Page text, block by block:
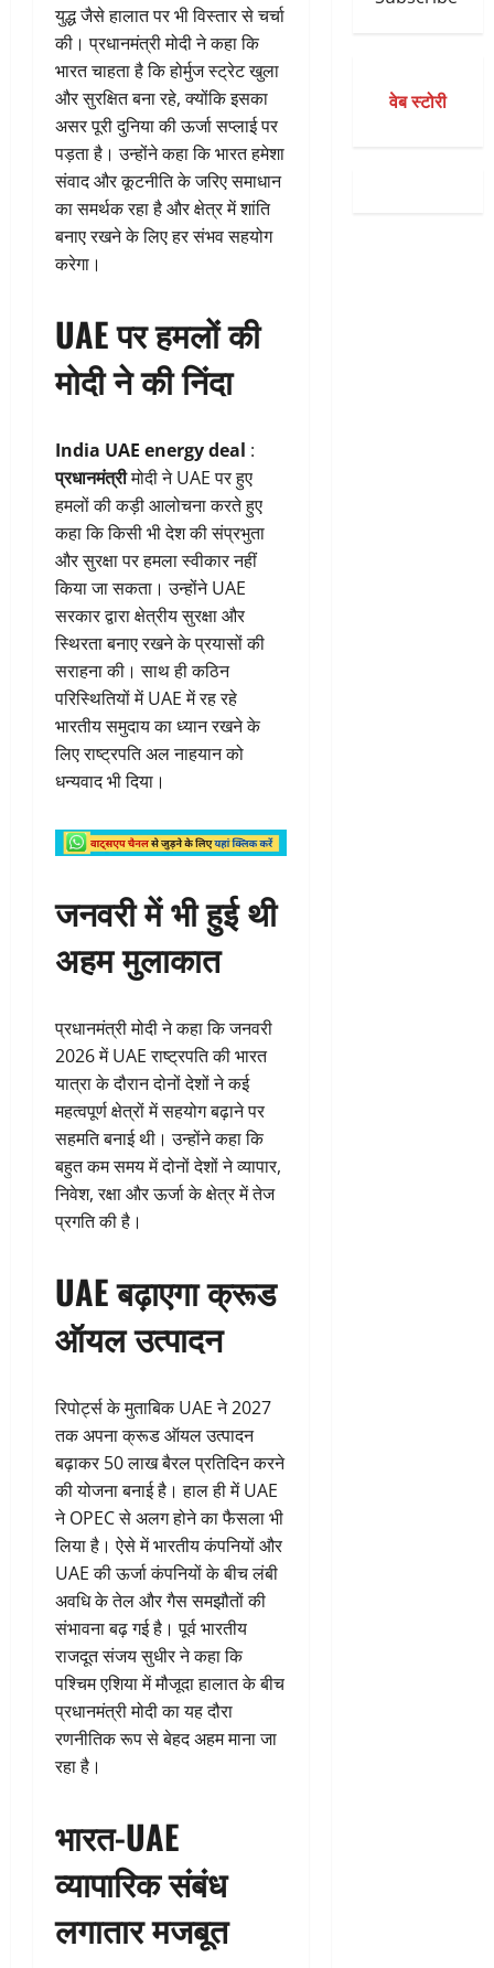
युद्ध जैसे हालात पर भी विस्तार से चर्चा
की। प्रधानमंत्री मोदी ने कहा कि
भारत चाहता है कि होर्मुज स्ट्रेट खुला
और सुरक्षित बना रहे, क्योंकि इसका
असर पूरी दुनिया की ऊर्जा सप्लाई पर
पड़ता है। उन्होंने कहा कि भारत हमेशा
संवाद और कूटनीति के जरिए समाधान
का समर्थक रहा है और क्षेत्र में शांति
बनाए रखने के लिए हर संभव सहयोग
करेगा।
UAE पर हमलों की
मोदी ने की निंदा
India UAE energy deal :
प्रधानमंत्रीमोदी ने UAE पर हुए
हमलों की कड़ी आलोचना करते हुए
कहा कि किसी भी देश की संप्रभुता
और सुरक्षा पर हमला स्वीकार नहीं
किया जा सकता। उन्होंने UAE
सरकार द्वारा क्षेत्रीय सुरक्षा और
स्थिरता बनाए रखने के प्रयासों की
सराहना की। साथ ही कठिन
परिस्थितियों में UAE में रह रहे
भारतीय समुदाय का ध्यान रखने के
लिए राष्ट्रपति अल नाहयान को
धन्यवाद भी दिया।
जनवरी में भी हुई थी
अहम मुलाकात
प्रधानमंत्री मोदी ने कहा कि जनवरी
2026 में UAE राष्ट्रपति की भारत
यात्रा के दौरान दोनों देशों ने कई
महत्वपूर्ण क्षेत्रों में सहयोग बढ़ाने पर
सहमति बनाई थी। उन्होंने कहा कि
बहुत कम समय में दोनों देशों ने व्यापार,
निवेश, रक्षा और ऊर्जा के क्षेत्र में तेज
प्रगति की है।
UAE बढ़ाएगा क्रूड
ऑयल उत्पादन
रिपोर्ट्स के मुताबिक UAE ने 2027
तक अपना क्रूड ऑयल उत्पादन
बढ़ाकर 50 लाख बैरल प्रतिदिन करने
की योजना बनाई है। हाल ही में UAE
ने OPEC से अलग होने का फैसला भी
लिया है। ऐसे में भारतीय कंपनियों और
UAE की ऊर्जा कंपनियों के बीच लंबी
अवधि के तेल और गैस समझौतों की
संभावना बढ़ गई है। पूर्व भारतीय
राजदूत संजय सुधीर ने कहा कि
पश्चिम एशिया में मौजूदा हालात के बीच
प्रधानमंत्री मोदी का यह दौरा
रणनीतिक रूप से बेहद अहम माना जा
रहा है।
भारत-UAE
व्यापारिक संबंध
लगातार मजबूत
वेब स्टोरी